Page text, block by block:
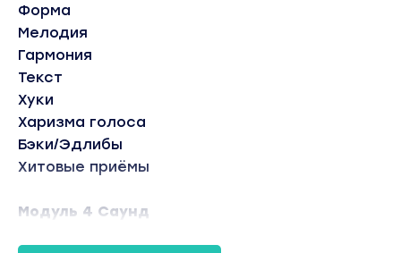
Форма
Мелодия
Гармония
Текст
Хуки
Харизма голоса
Бэки/Эдлибы
Хитовые приёмы
Модуль 4 Саунд